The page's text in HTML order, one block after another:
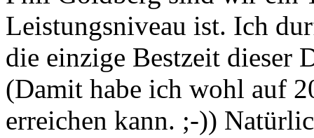
Leistungsniveau ist. Ich
die einzige Bestzeit dieser
(Damit habe ich wohl auf
erreichen kann. ;-))